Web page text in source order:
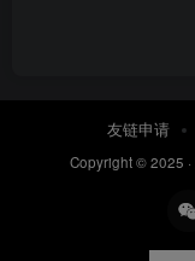
友链申请
Copyright © 2025 ·